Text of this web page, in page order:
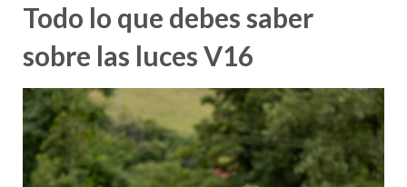
Todo lo que debes saber
sobre las luces V16